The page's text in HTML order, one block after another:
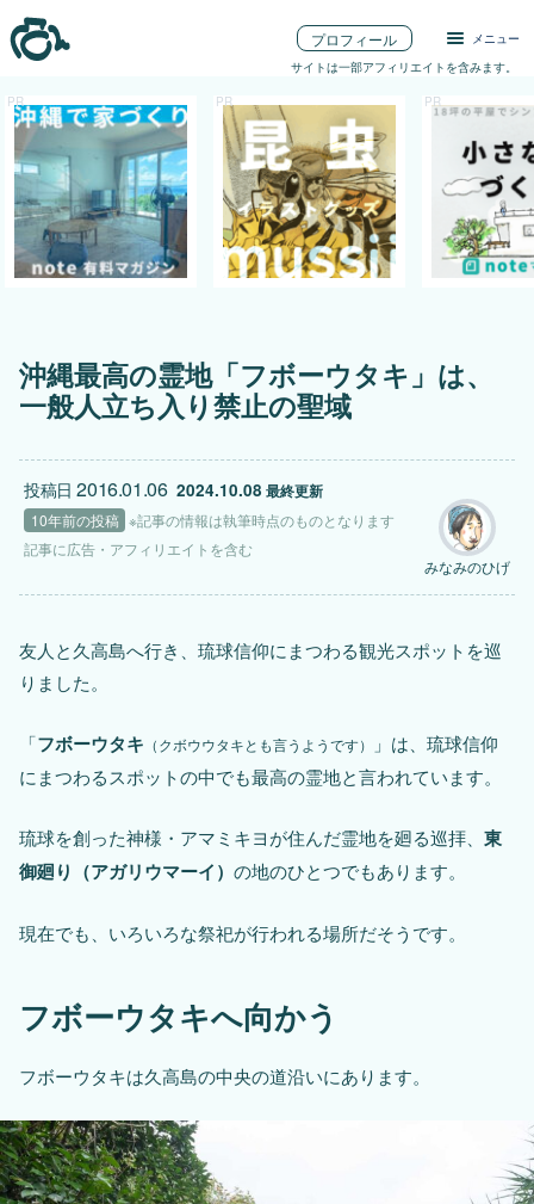
プロフィール
メニュー
サイトは一部アフィリエイトを含みます。
沖縄最高の霊地「フボーウタキ」は、
一般人立ち入り禁止の聖域
投稿日2016.01.06 2024.10.08 最終更新
10年前の投稿 ※記事の情報は執筆時点のものとなります
記事に広告 ・アフィリエイトを含む
みなみのひげ
友人と久高島へ行き、琉球信仰にまつわる観光スポットを巡
りました。
「フボーウタキ （クボウウタキとも言うようです）
」は、琉球信仰
にまつわるスポットの中でも最高の霊地と言われています。
琉球を創った神様・アマミキヨが住んだ霊地を廻る巡拝、 東
御廻り（アガリウマーイ） の地のひとつでもあります。
現在でも、いろいろな祭祀が行われる場所だそうです。
フボーウタキへ向かう
フボーウタキは久高島の中央の道沿いにあります。